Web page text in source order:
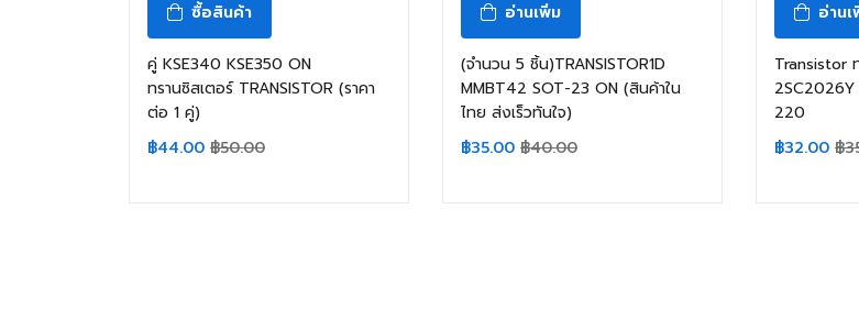
ซื้อสินค้า
คู่ KSE340 KSE350 ON
ทรานซิสเตอร์ TRANSISTOR (ราคา
ต่อ 1 คู่)
฿44.00 ฿50.00
อ่านเพิ่ม
(จำนวน 5 ชิ้น)TRANSISTOR1D
MMBT42 SOT-23 ON (สินค้าใน
ไทย ส่งเร็วทันใจ)
฿35.00 ฿40.00
อ่าน
Transistor
220
฿32.00 ฿